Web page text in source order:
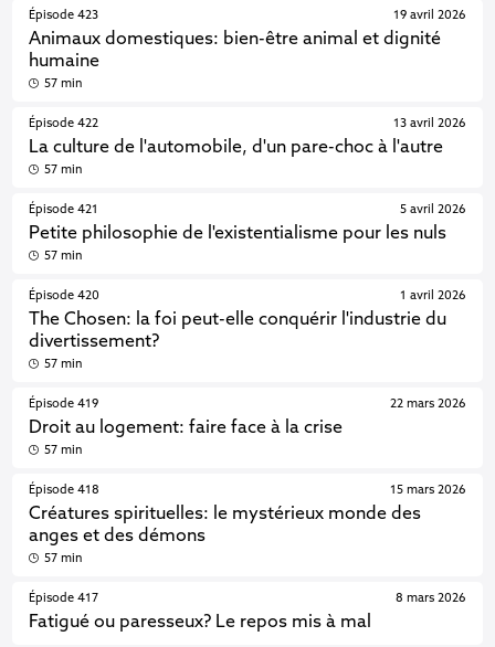
Épisode 423
Animaux domestiques: bien-être animal et dignité
humaine
19 avril 2026
57 min
Épisode 422
La culture de l'automobile, d'un pare-choc à l'autre
13 avril 2026
57 min
Épisode 421
Petite philosophie de l'existentialisme pour les nuls
5 avril 2026
57 min
Épisode 420
The Chosen: la foi peut-elle conquérir l'industrie du
divertissement?
1 avril 2026
57 min
Épisode 419
Droit au logement: faire face à la crise
22 mars 2026
57 min
Épisode 418
Créatures spirituelles: le mystérieux monde des
anges et des démons
15 mars 2026
57 min
Épisode 417
Fatigué ou paresseux? Le repos mis à mal
8 mars 2026